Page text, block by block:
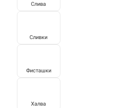
Слива
Сливки
Фисташки
Халва